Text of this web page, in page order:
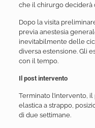
che il chirurgo deciderà
Dopo la visita
previa anestesia
inevitabilmente delle
diversa estensione. Gli
con il tempo.
Il post intervento
Terminato l’intervento,
elastica a strappo,
di due settimane.